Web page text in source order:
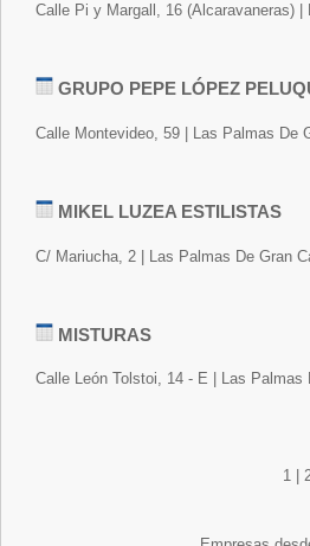
Calle Pi y Margall, 16 (Alcaravaneras)
GRUPO PEPE LÓPEZ
Calle Montevideo, 59 | Las Palmas De
MIKEL LUZEA ESTILISTAS
C/ Mariucha, 2 | Las Palmas De Gran
MISTURAS
Calle León Tolstoi, 14 - E | Las Palmas
1